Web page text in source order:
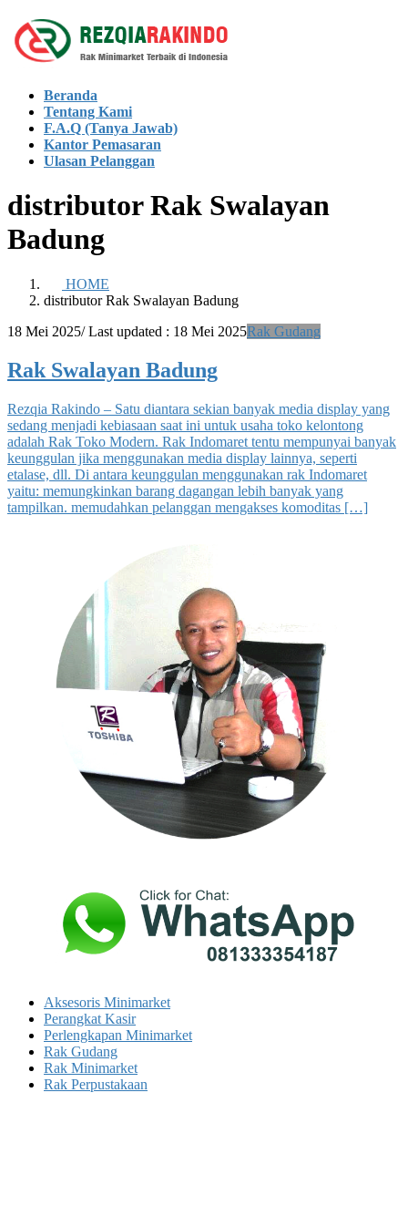
Skip
to
the
Skip
to
the
Beranda
Tentang Kami
F.A.Q (Tanya Jawab)
Kantor Pemasaran
Ulasan Pelanggan
distributor Rak Swalayan
Badung
HOME
distributor Rak Swalayan Badung
18 Mei 2025/ Last updated : 18 Mei 2025Rak Gudang
Rak Swalayan Badung
Rezqia Rakindo – Satu diantara sekian banyak media display yang
sedang menjadi kebiasaan saat ini untuk usaha toko kelontong
adalah Rak Toko Modern. Rak Indomaret tentu mempunyai banyak
keunggulan jika menggunakan media display lainnya, seperti
etalase, dll. Di antara keunggulan menggunakan rak Indomaret
yaitu: memungkinkan barang dagangan lebih banyak yang
tampilkan. memudahkan pelanggan mengakses komoditas […]
Aksesoris Minimarket
Perangkat Kasir
Perlengkapan Minimarket
Rak Gudang
Rak Minimarket
Rak Perpustakaan